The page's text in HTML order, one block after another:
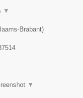
▼
Brabant)
▼